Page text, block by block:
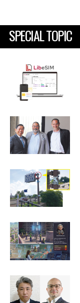
SPECIAL TOPIC